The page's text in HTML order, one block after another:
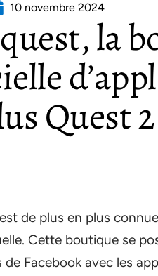
10 novembre 2024
la
Quest 2
de plus en plus
Cette boutique se
de Facebook avec les